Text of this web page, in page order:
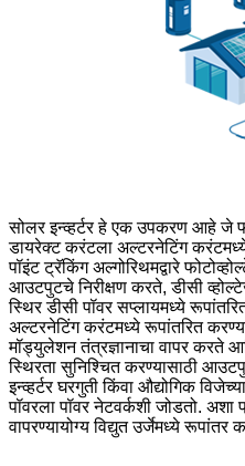
सोलर इन्व्हर्टर हे एक उपकरण आहे जे
डायरेक्ट करंटला अल्टरनेटिंग
पॉइंट ट्रॅकिंग अल्गोरिथमद्वारे
आउटपुटचे निरीक्षण करते, डीसी
स्थिर डीसी पॉवर सप्लायमध्ये
अल्टरनेटिंग करंटमध्ये रूपांतरित
मॉड्युलेशन तंत्रज्ञानाचा वापर करते
स्थिरता सुनिश्चित करण्यासाठी
इन्व्हर्टर घरगुती किंवा औद्योगिक
पॉवरला पॉवर नेटवर्कशी जोडतो. अशा
वापरण्यायोग्य विद्युत उर्जेमध्ये रूपांतर